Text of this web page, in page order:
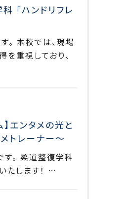
「ハンドリフレ
。 本校では、現場
重視しており、
エンタメの光と
トレーナー～
。 柔道整復学科
たします！ …